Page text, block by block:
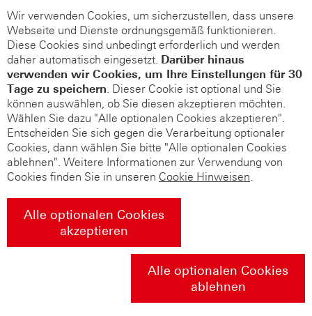
Wir verwenden Cookies, um sicherzustellen, dass unsere
Webseite und Dienste ordnungsgemäß funktionieren.
Diese Cookies sind unbedingt erforderlich und werden
daher automatisch eingesetzt. Darüber hinaus
verwenden wir Cookies, um Ihre Einstellungen für 30
Tage zu speichern. Dieser Cookie ist optional und Sie
können auswählen, ob Sie diesen akzeptieren möchten.
Wählen Sie dazu "Alle optionalen Cookies akzeptieren".
Entscheiden Sie sich gegen die Verarbeitung optionaler
Cookies, dann wählen Sie bitte "Alle optionalen Cookies
ablehnen". Weitere Informationen zur Verwendung von
Cookies finden Sie in unseren Cookie Hinweisen.
Alle optionalen Cookies
akzeptieren
Alle optionalen Cookies
ablehnen